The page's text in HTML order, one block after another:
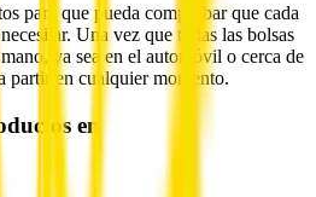
para que pueda comprobar que cada
Una vez que todas las bolsas
ya sea en el automóvil o cerca de
partir en cualquier momento.
en